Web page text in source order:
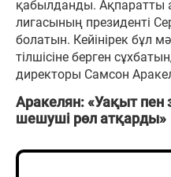
қабылданды. Ақпаратты
лигасының президенті
болатын. Кейінірек бұл
тілшісіне берген
директоры Самсон
Аракелян: «Уақыт
шешуші рөл атқарды»